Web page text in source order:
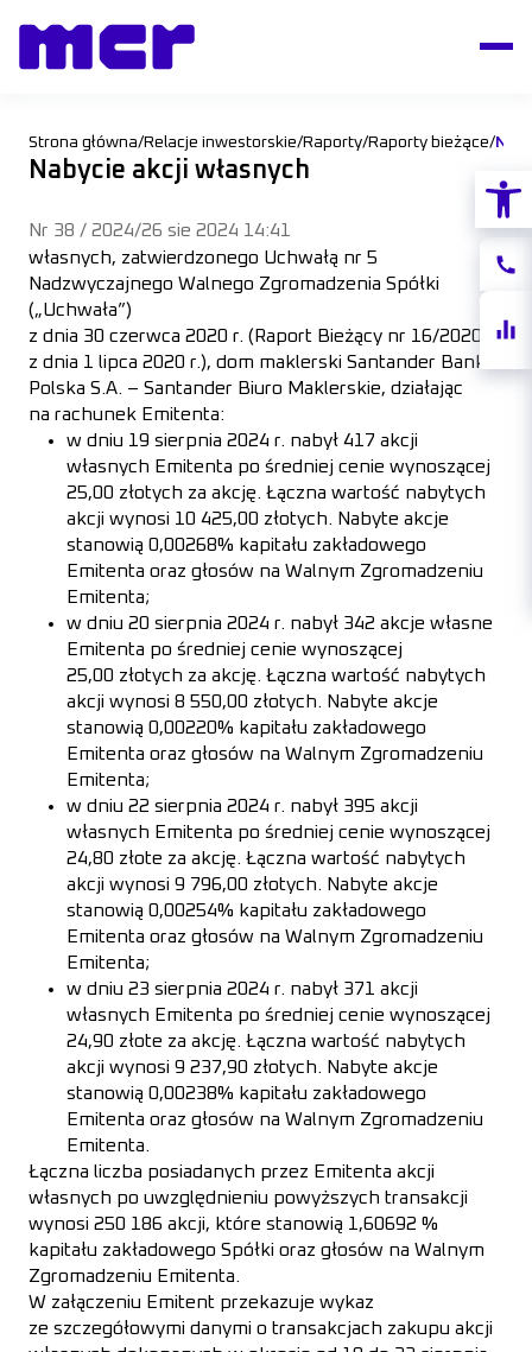
akcji
Strona główna/Relacje inwestorskie/Raporty/Raporty bieżące/
Nabycie akcji własnych
Nr 38 / 2024/26 sie 2024 14:41
własnych, zatwierdzonego Uchwałą nr 5
Nadzwyczajnego Walnego Zgromadzenia Spółki
(„Uchwała”)
z dnia 30 czerwca 2020 r. (Raport Bieżący nr 16/2020
z dnia 1 lipca 2020 r.), dom maklerski Santander Bank
Polska S.A. – Santander Biuro Maklerskie, działając
na rachunek Emitenta:
w dniu 19 sierpnia 2024 r. nabył 417 akcji
własnych Emitenta po średniej cenie wynoszącej
25,00 złotych za akcję. Łączna wartość nabytych
akcji wynosi 10 425,00 złotych. Nabyte akcje
stanowią 0,00268% kapitału zakładowego
Emitenta oraz głosów na Walnym Zgromadzeniu
Emitenta;
w dniu 20 sierpnia 2024 r. nabył 342 akcje własne
Emitenta po średniej cenie wynoszącej
25,00 złotych za akcję. Łączna wartość nabytych
akcji wynosi 8 550,00 złotych. Nabyte akcje
stanowią 0,00220% kapitału zakładowego
Emitenta oraz głosów na Walnym Zgromadzeniu
Emitenta;
w dniu 22 sierpnia 2024 r. nabył 395 akcji
własnych Emitenta po średniej cenie wynoszącej
24,80 złote za akcję. Łączna wartość nabytych
akcji wynosi 9 796,00 złotych. Nabyte akcje
stanowią 0,00254% kapitału zakładowego
Emitenta oraz głosów na Walnym Zgromadzeniu
Emitenta;
w dniu 23 sierpnia 2024 r. nabył 371 akcji
własnych Emitenta po średniej cenie wynoszącej
24,90 złote za akcję. Łączna wartość nabytych
akcji wynosi 9 237,90 złotych. Nabyte akcje
stanowią 0,00238% kapitału zakładowego
Emitenta oraz głosów na Walnym Zgromadzeniu
Emitenta.
Łączna liczba posiadanych przez Emitenta akcji
własnych po uwzględnieniu powyższych transakcji
wynosi 250 186 akcji, które stanowią 1,60692 %
kapitału zakładowego Spółki oraz głosów na Walnym
Zgromadzeniu Emitenta.
W załączeniu Emitent przekazuje wykaz
ze szczegółowymi danymi o transakcjach zakupu akcji